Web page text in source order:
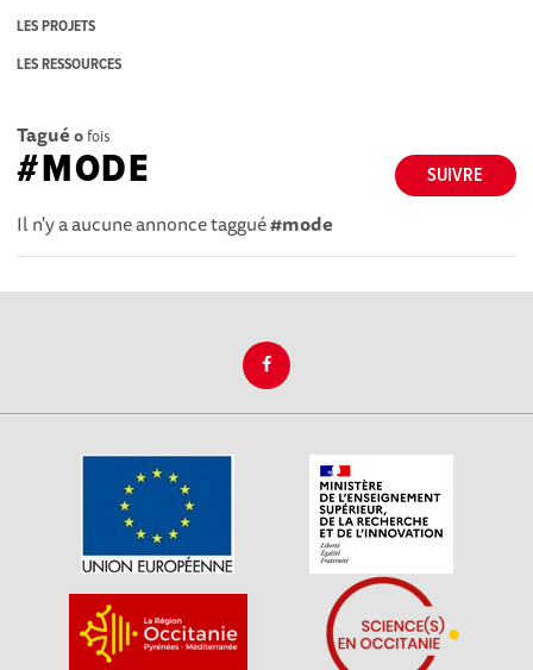
LES PROJETS
LES RESSOURCES
Tagué 0fois
SUIVRE
#MODE
Il n'y a aucune annonce taggué#mode